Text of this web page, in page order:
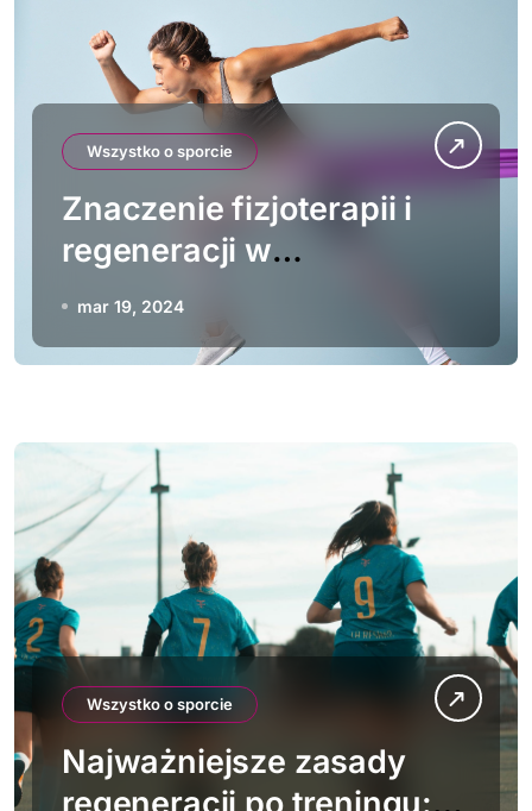
Wszystko o sporcie
Znaczenie fizjoterapii i
regeneracji w
lekkoatletyce
mar 19, 2024
Wszystko o sporcie
Najważniejsze zasady